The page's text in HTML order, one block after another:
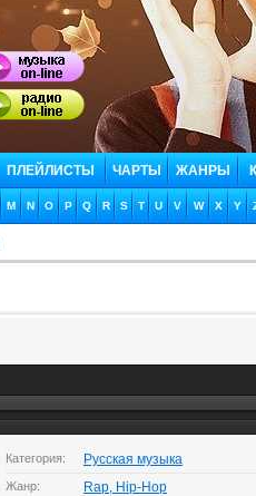
ПЛЕЙЛИСТЫ ЧАРТЫ ЖАНРЫ
M N O P Q R S T U V W X Y
Категория: Русская музыка
Жанр: Rap, Hip-Hop